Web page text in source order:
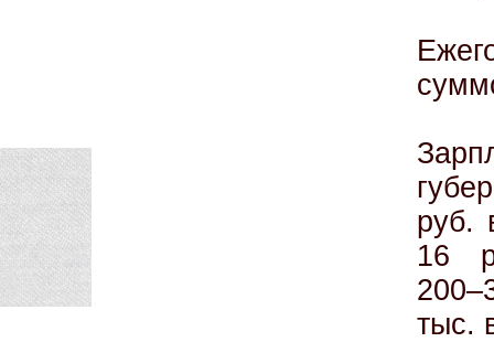
руб.
16
тыс.